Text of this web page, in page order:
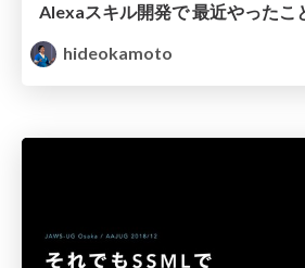
hideokamoto